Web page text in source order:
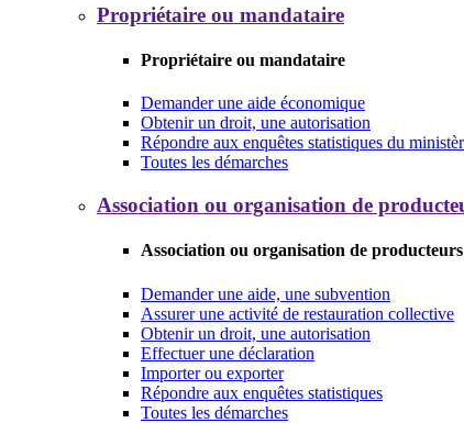
Propriétaire ou mandataire
Propriétaire ou mandataire
Demander une aide économique
Obtenir un droit, une autorisation
Répondre aux enquêtes statistiques du
Toutes les démarches
Association ou organisation de
Association ou organisation de producteurs
Demander une aide, une subvention
Assurer une activité de restauration collective
Obtenir un droit, une autorisation
Effectuer une déclaration
Importer ou exporter
Répondre aux enquêtes statistiques
Toutes les démarches